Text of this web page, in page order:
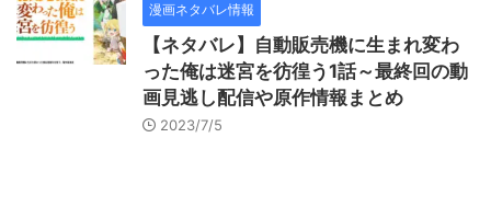
漫画ネタバレ情報
【ネタバレ】自動販売機に生まれ変わ
った俺は迷宮を彷徨う1話～最終回の動
画見逃し配信や原作情報まとめ
2023/7/5